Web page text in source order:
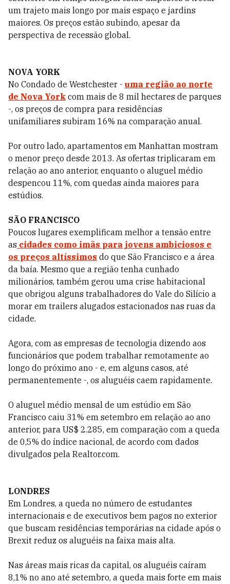
um trajeto mais longo por mais espaço e jardins
maiores. Os preços estão subindo, apesar da
perspectiva de recessão global.
NOVA YORK
No Condado de Westchester - uma região ao norte
de Nova York com mais de 8 mil hectares de parques
-, os preços de compra para residências
unifamiliares subiram 16% na comparação anual.
Por outro lado, apartamentos em Manhattan mostram
o menor preço desde 2013. As ofertas triplicaram em
relação ao ano anterior, enquanto o aluguel médio
despencou 11%, com quedas ainda maiores para
estúdios.
SÃO FRANCISCO
Poucos lugares exemplificam melhor a tensão entre
as cidades como imãs para jovens ambiciosos e
os preços altíssimos do que São Francisco e a área
da baía. Mesmo que a região tenha cunhado
milionários, também gerou uma crise habitacional
que obrigou alguns trabalhadores do Vale do Silício a
morar em trailers alugados estacionados nas ruas da
cidade.
Agora, com as empresas de tecnologia dizendo aos
funcionários que podem trabalhar remotamente ao
longo do próximo ano - e, em alguns casos, até
permanentemente -, os aluguéis caem rapidamente.
O aluguel médio mensal de um estúdio em São
Francisco caiu 31% em setembro em relação ao ano
anterior, para US$ 2.285, em comparação com a queda
de 0,5% do índice nacional, de acordo com dados
divulgados pela Realtor.com.
LONDRES
Em Londres, a queda no número de estudantes
internacionais e de executivos bem pagos no exterior
que buscam residências temporárias na cidade após o
Brexit reduz os aluguéis na faixa mais alta.
Nas áreas mais ricas da capital, os aluguéis caíram
8,1% no ano até setembro, a queda mais forte em mais